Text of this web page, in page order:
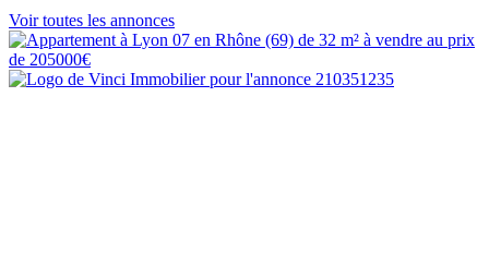
Voir toutes les annonces